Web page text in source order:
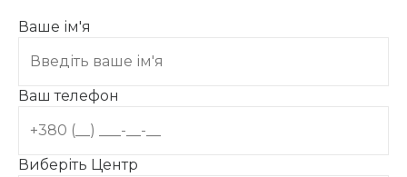
Ваше ім'я
Ваш телефон
Виберіть Центр